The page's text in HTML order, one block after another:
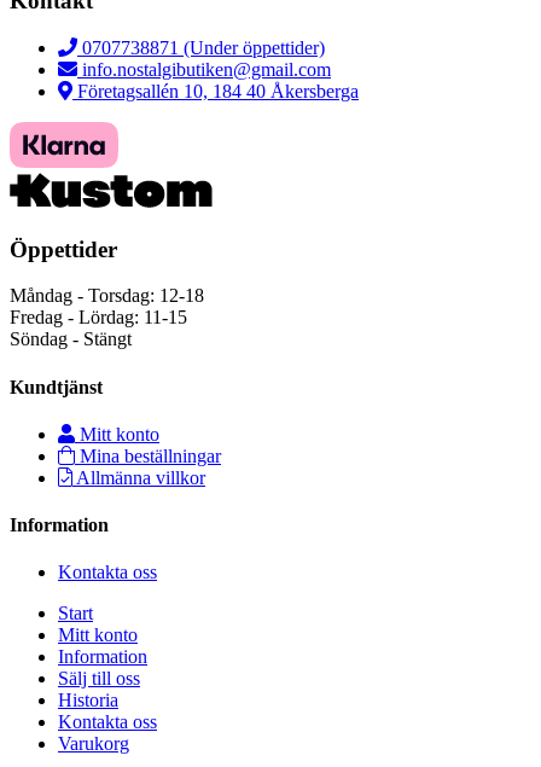
0707738871 (Under öppettider)
info.nostalgibutiken@gmail.com
Företagsallén 10, 184 40 Åkersberga
Öppettider
Måndag - Torsdag: 12-18
Fredag - Lördag: 11-15
Söndag - Stängt
Kundtjänst
Mitt konto
Mina beställningar
Allmänna villkor
Information
Kontakta oss
Start
Mitt konto
Information
Sälj till oss
Historia
Kontakta oss
Varukorg